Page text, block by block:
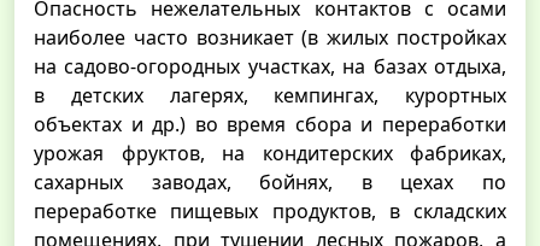
Опасность нежелательных контактов с осами
наиболее часто возникает (в жилых постройках
на садово-огородных участках, на базах отдыха,
в детских лагерях, кемпингах, курортных
объектах и др.) во время сбора и переработки
урожая фруктов, на кондитерских фабриках,
сахарных заводах, бойнях, в цехах по
переработке пищевых продуктов, в складских
помещениях, при тушении лесных пожаров, а